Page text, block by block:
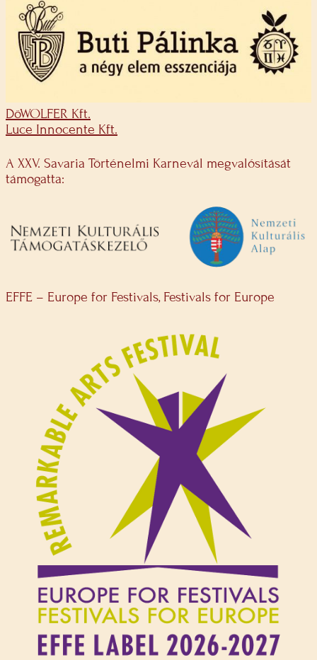
DöWOLFER Kft.
Luce Innocente Kft.
A XXV. Savaria Történelmi Karnevál megvalósítását
támogatta:
EFFE – Europe for Festivals, Festivals for Europe